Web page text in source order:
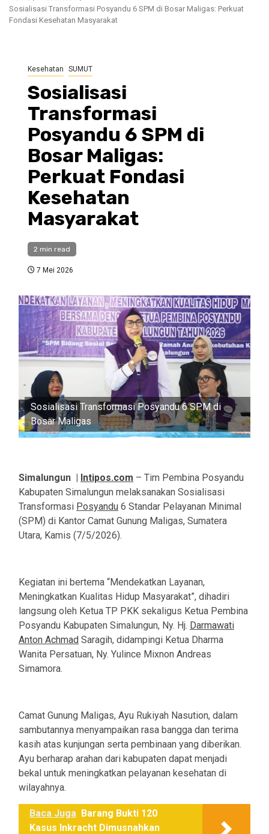
Sosialisasi Transformasi Posyandu 6 SPM di Bosar Maligas: Perkuat
Fondasi Kesehatan Masyarakat
Kesehatan SUMUT
Sosialisasi
Transformasi
Posyandu 6 SPM di
Bosar Maligas:
Perkuat Fondasi
Kesehatan
Masyarakat
2 min read
7 Mei 2026
Sosialisasi Transformasi Posyandu 6 SPM di
Bosar Maligas
Simalungun | Intipos.com – Tim Pembina Posyandu
Kabupaten Simalungun melaksanakan Sosialisasi
Transformasi Posyandu 6 Standar Pelayanan Minimal
(SPM) di Kantor Camat Gunung Maligas, Sumatera
Utara, Kamis (7/5/2026).
Kegiatan ini bertema “Mendekatkan Layanan,
Meningkatkan Kualitas Hidup Masyarakat”, dihadiri
langsung oleh Ketua TP PKK sekaligus Ketua Pembina
Posyandu Kabupaten Simalungun, Ny. Hj. Darmawati
Anton Achmad Saragih, didampingi Ketua Dharma
Wanita Persatuan, Ny. Yulince Mixnon Andreas
Simamora.
Camat Gunung Maligas, Ayu Rukiyah Nasution, dalam
sambutannya menyampaikan rasa bangga dan terima
kasih atas kunjungan serta pembinaan yang diberikan.
Ayu berharap arahan dari kabupaten dapat menjadi
bekal untuk meningkatkan pelayanan kesehatan di
wilayahnya.
Baca Juga Barang Bukti 120
Kasus Inkracht Dimusnahkan